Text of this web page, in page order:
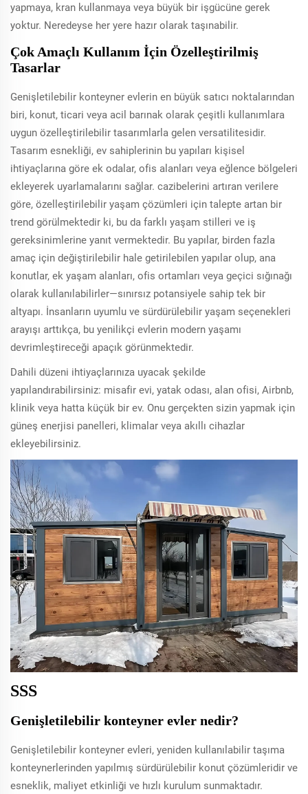
yapmaya, kran kullanmaya veya büyük bir işgücüne gerek
yoktur. Neredeyse her yere hazır olarak taşınabilir.
Çok Amaçlı Kullanım İçin Özelleştirilmiş
Tasarlar
Genişletilebilir konteyner evlerin en büyük satıcı noktalarından
biri, konut, ticari veya acil barınak olarak çeşitli kullanımlara
uygun özelleştirilebilir tasarımlarla gelen versatilitesidir.
Tasarım esnekliği, ev sahiplerinin bu yapıları kişisel
ihtiyaçlarına göre ek odalar, ofis alanları veya eğlence bölgeleri
ekleyerek uyarlamalarını sağlar. cazibelerini artıran verilere
göre, özelleştirilebilir yaşam çözümleri için talepte artan bir
trend görülmektedir ki, bu da farklı yaşam stilleri ve iş
gereksinimlerine yanıt vermektedir. Bu yapılar, birden fazla
amaç için değiştirilebilir hale getirilebilen yapılar olup, ana
konutlar, ek yaşam alanları, ofis ortamları veya geçici sığınağı
olarak kullanılabilirler—sınırsız potansiyele sahip tek bir
altyapı. İnsanların uyumlu ve sürdürülebilir yaşam seçenekleri
arayışı arttıkça, bu yenilikçi evlerin modern yaşamı
devrimleştireceği apaçık görünmektedir.
Dahili düzeni ihtiyaçlarınıza uyacak şekilde
yapılandırabilirsiniz: misafir evi, yatak odası, alan ofisi, Airbnb,
klinik veya hatta küçük bir ev. Onu gerçekten sizin yapmak için
güneş enerjisi panelleri, klimalar veya akıllı cihazlar
ekleyebilirsiniz.
SSS
Genişletilebilir konteyner evler nedir?
Genişletilebilir konteyner evleri, yeniden kullanılabilir taşıma
konteynerlerinden yapılmış sürdürülebilir konut çözümleridir ve
esneklik, maliyet etkinliği ve hızlı kurulum sunmaktadır.